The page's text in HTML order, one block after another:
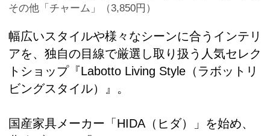
その他「チャーム」（3,850円）
幅広いスタイルや様々なシーンに合うインテリ
アを、独自の目線で厳選し取り扱う人気セレク
トショップ『Labotto Living Style（ラボットリ
ビングスタイル）』。
国産家具メーカー「HIDA（ヒダ）」を始め、